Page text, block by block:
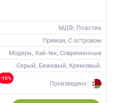
МДФ, Пластик
Прямая, С островом
Модерн, Хай-тек, Современные
Серый, Бежевый, Кремовый,
Капучино
-10%
Произведено: